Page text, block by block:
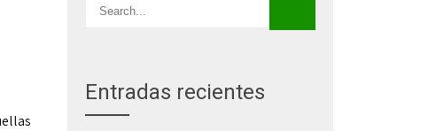
Entradas recientes